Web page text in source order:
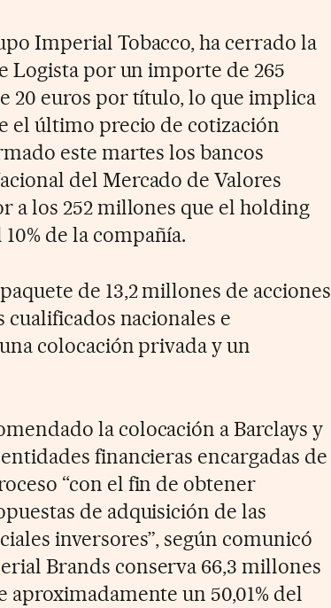
Imperial Tobacco, ha cerrado la
Logista por un importe de 265
20 euros por título, lo que implica
el último precio de cotización
este martes los bancos
del Mercado de Valores
a los 252 millones que el holding
de la compañía.
de 13,2 millones de acciones
cualificados nacionales e
colocación privada y un
la colocación a Barclays y
financieras encargadas de
“con el fin de obtener
de adquisición de las
inversores”, según comunicó
Brands conserva 66,3 millones
un 50,01% del